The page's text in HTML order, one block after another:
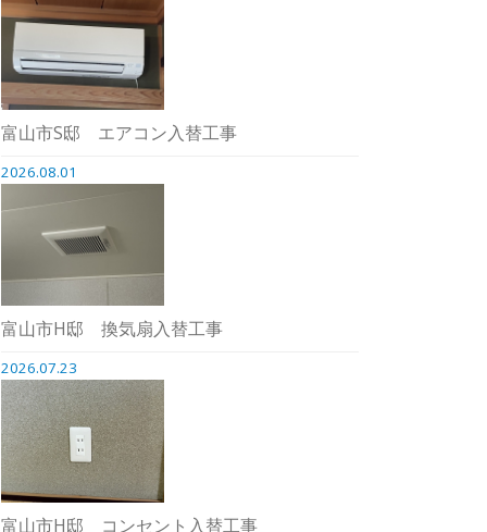
富山市S邸 エアコン入替工事
2026.08.01
富山市H邸 換気扇入替工事
2026.07.23
富山市H邸 コンセント入替工事